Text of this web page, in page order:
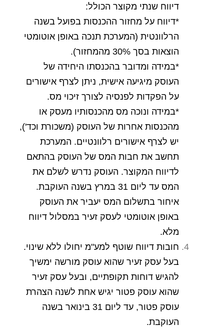
דיווח שנתי מקוצר הכולל:
*דיווח על מחזור ההכנסות בפועל בשנה
הרלוונטית (המערכת תנכה באופן אוטומטי
הוצאות בסך 30% מהמחזור).
*במידה ומדובר בהכנסתו היחידה של
העוסק מיגיעה אישית, ניתן לצרף אישורים
על הפקדות לפנסיה לצורך זיכוי מס.
*במידה ונוכה מס מהכנסותיו מעסק או
מהכנסות אחרות של העוסק (משכורת וכד'),
יש לצרף אישורים רלוונטיים. המערכת
תחשב את חבות המס של העוסק בהתאם
לדיווח המקוצר. העוסק נדרש לשלם את
המס עד ליום 31 במרץ בשנה העוקבת.
איחור בתשלום המס יעביר את העוסק
באופן אוטומטי לעסק זעיר במסלול דיווח
מלא.
חובות דיווח שוטף למע"מ יחולו ללא שינוי.
בעל עסק זעיר שהוא עוסק מורשה ימשיך
להגיש דוחות תקופתיים, ובעל עסק זעיר
שהוא עוסק פטור יגיש אחת לשנה הצהרת
עוסק פטור, עד ליום 31 בינואר בשנה
העוקבת.